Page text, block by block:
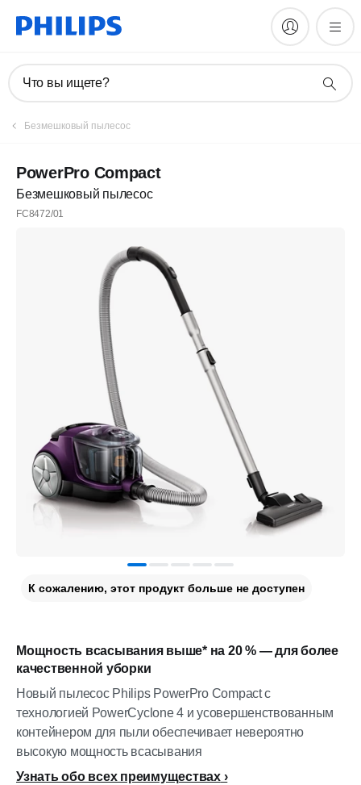
Что вы ищете?
Безмешковый пылесос
PowerPro Compact
Безмешковый пылесос
FC8472/01
Мощность всасывания выше* на 20 % — для более
качественной уборки
Новый пылесос Philips PowerPro Compact с
технологией PowerCyclone 4 и усовершенствованным
контейнером для пыли обеспечивает невероятно
высокую мощность всасывания
Узнать обо всех преимуществах
К сожалению, этот продукт больше не доступен